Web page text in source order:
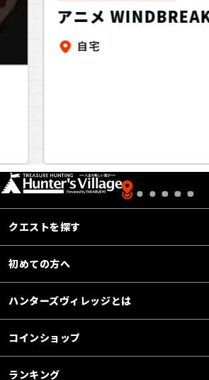
アニメ
ファイル 桜＆楡井＆
自宅
クエストを探す
初めての方へ
ハンターズヴィレッジとは
コインショップ
ランキング